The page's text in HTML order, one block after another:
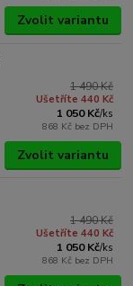
Zvolit variantu
1 490 Kč
Ušetříte 440 Kč
1 050 Kč/ks
868 Kč bez DPH
Zvolit variantu
1 490 Kč
Ušetříte 440 Kč
1 050 Kč/ks
868 Kč bez DPH